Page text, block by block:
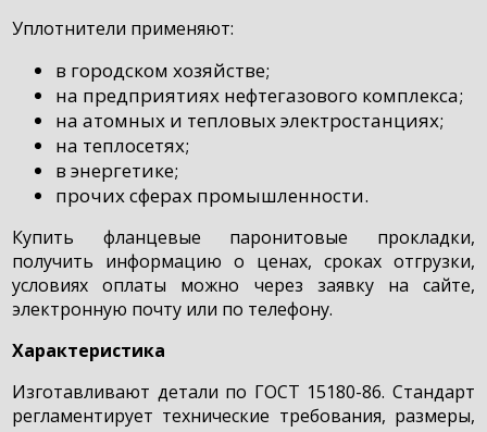
Уплотнители применяют:
в городском хозяйстве;
на предприятиях нефтегазового комплекса;
на атомных и тепловых электростанциях;
на теплосетях;
в энергетике;
прочих сферах промышленности.
Купить фланцевые паронитовые прокладки,
получить информацию о ценах, сроках отгрузки,
условиях оплаты можно через заявку на сайте,
электронную почту или по телефону.
Характеристика
Изготавливают детали по ГОСТ 15180-86. Стандарт
регламентирует технические требования, размеры,